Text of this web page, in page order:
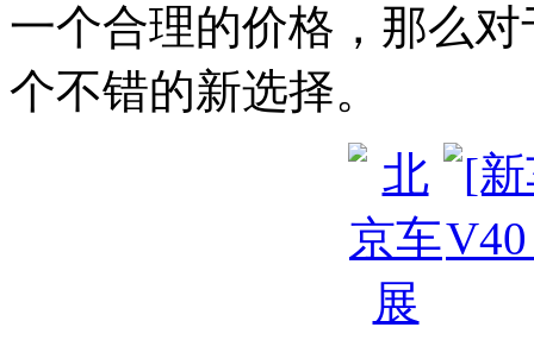
一个合理的价格，那么
个不错的新选择。